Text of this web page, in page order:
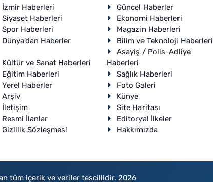
İzmir Haberleri
Güncel Haberler
Siyaset Haberleri
Ekonomi Haberleri
Spor Haberleri
Magazin Haberleri
Dünya'dan Haberler
Bilim ve Teknoloji Haberleri
Kültür ve Sanat Haberleri
Asayiş / Polis-Adliye
Haberleri
Eğitim Haberleri
Sağlık Haberleri
Yerel Haberler
Foto Galeri
Arşiv
Künye
İletişim
Site Haritası
Resmi İlanlar
Editoryal İlkeler
Gizlilik Sözleşmesi
Hakkımızda
tüm içerik ve veriler tescillidir. 2026